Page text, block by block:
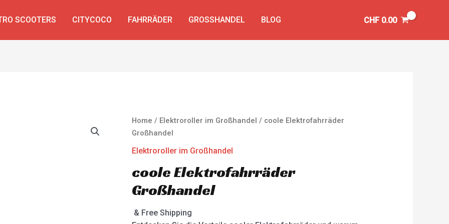
SCOOTERS CITYCOCO FAHRRÄDER GROSSHANDEL BLOG CHF0.00
Home / Elektroroller im Großhandel / coole Elektrofahrräder
Großhandel
Elektroroller im Großhandel
coole Elektrofahrräder
Großhandel
& Free Shipping